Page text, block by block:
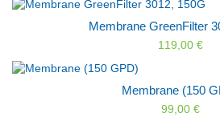
Membrane GreenFilter
119,00 €
Membrane (150
99,00 €